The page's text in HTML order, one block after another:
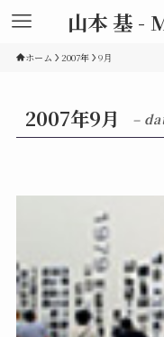
山本 基 -
ホーム 2007年 9月
2007年9月 –